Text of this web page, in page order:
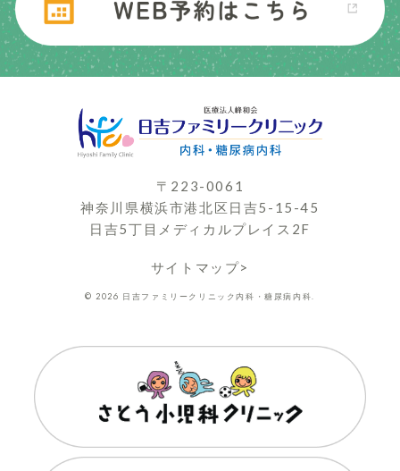
〒223-0061
神奈川県横浜市港北区日吉5-15-45
日吉5丁目メディカルプレイス2F
サイトマップ>
© 2026 日吉ファミリークリニック内科・糖尿病内科.